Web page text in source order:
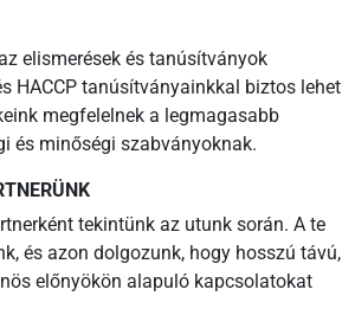
elismerések és tanúsítványok
HACCP tanúsítványainkkal biztos lehet
megfelelnek a legmagasabb
és minőségi szabványoknak.
tekintünk az utunk során. A te
és azon dolgozunk, hogy hosszú távú,
előnyökön alapuló kapcsolatokat